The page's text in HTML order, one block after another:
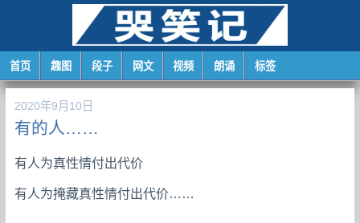
首页 趣图 段子 网文 视频 朗诵 标签
2020年9月10日
有的人……
有人为真性情付出代价
有人为掩藏真性情付出代价……